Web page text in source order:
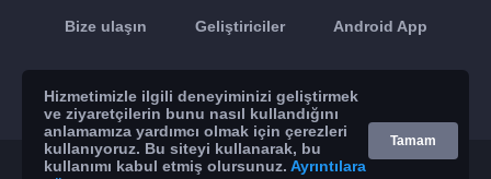
Bize ulaşın Geliştiriciler Android App
© 2026 Brickoft Gizlilik Hizmet durumu
Hizmetimizle ilgili deneyiminizi geliştirmek
ve ziyaretçilerin bunu nasıl kullandığını
anlamamıza yardımcı olmak için çerezleri
kullanıyoruz. Bu siteyi kullanarak, bu
kullanımı kabul etmiş olursunuz. Ayrıntılara
Tamam